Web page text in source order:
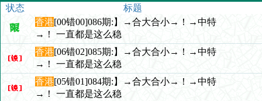
状态
标题
香港[00错00]086期:】→合大合小→！→中特
→！ 一直都是这么稳
香港[06错02]085期:】→合大合小→！→中特
→！ 一直都是这么稳
香港[05错01]084期:】→合大合小→！→中特
→！ 一直都是这么稳